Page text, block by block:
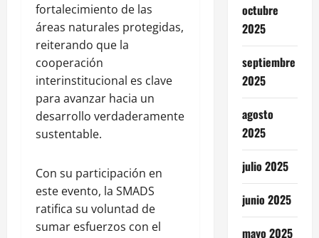
fortalecimiento de las
áreas naturales protegidas,
reiterando que la
cooperación
interinstitucional es clave
para avanzar hacia un
desarrollo verdaderamente
sustentable.
Con su participación en
este evento, la SMADS
ratifica su voluntad de
sumar esfuerzos con el
octubre
2025
septiembre
2025
agosto
2025
julio 2025
junio 2025
mayo 2025